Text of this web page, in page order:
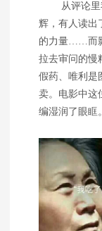
从评论里我
辉，有人读出
的力量……而
拉去审问的慢
假药、唯利是
卖。电影中这
编湿润了眼眶。